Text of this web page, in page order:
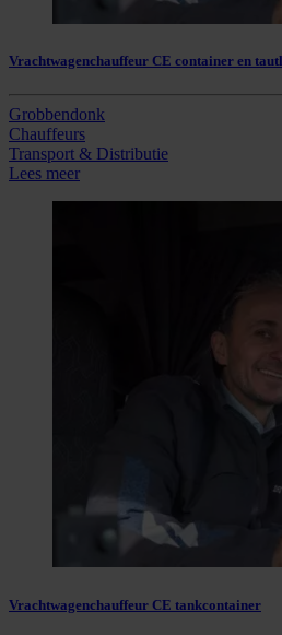
Vrachtwagenchauffeur CE container en
Grobbendonk
Chauffeurs
Transport & Distributie
Lees meer
Vrachtwagenchauffeur CE tankcontainer